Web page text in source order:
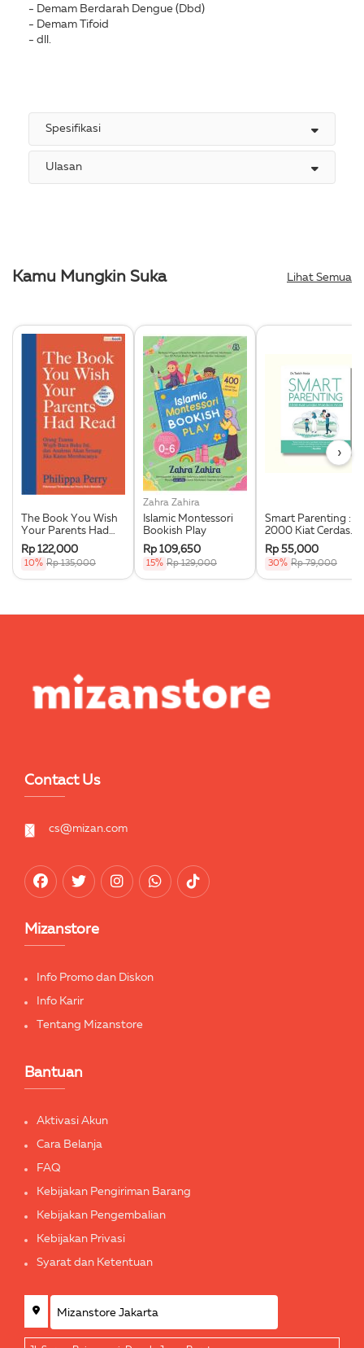
- Demam Berdarah Dengue (Dbd)
- Demam Tifoid
- dll.
Spesifikasi
Ulasan
Kamu Mungkin Suka Lihat Semua
The Book You Wish
Your Parents Had
Read
Rp 122,000
10% Rp 135,000
Zahra Zahira
Islamic Montessori
Bookish Play
Rp 109,650
15% Rp 129,000
Smart Parenting :
2000 Kiat Cerdas
Mendidik Anak
Rp 55,000
30% Rp 79,000
›
Contact Us
cs@mizan.com
Mizanstore
Info Promo dan Diskon
Info Karir
Tentang Mizanstore
Bantuan
Aktivasi Akun
Cara Belanja
FAQ
Kebijakan Pengiriman Barang
Kebijakan Pengembalian
Kebijakan Privasi
Syarat dan Ketentuan